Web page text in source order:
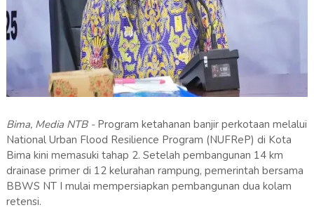
Bima, Media NTB - Program ketahanan banjir perkotaan melalui
National Urban Flood Resilience Program (NUFReP) di Kota
Bima kini memasuki tahap 2. Setelah pembangunan 14 km
drainase primer di 12 kelurahan rampung, pemerintah bersama
BBWS NT I mulai mempersiapkan pembangunan dua kolam
retensi.